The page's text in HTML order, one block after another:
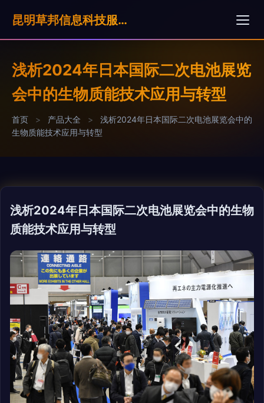
昆明草邦信息科技服奶公司
浅析2024年日本国际二次电池展览
会中的生物质能技术应用与转型
首页 > 产品大全 >
浅析2024年日本国际二次电池展览会中的
生物质能技术应用与转型
浅析2024年日本国际二次电池展览会中的生物
质能技术应用与转型